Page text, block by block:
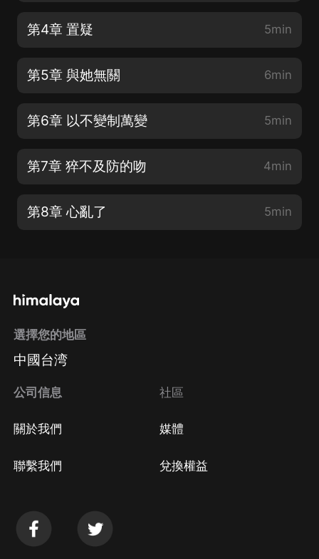
第4章 置疑 5min
第5章 與她無關 6min
第6章 以不變制萬變 5min
第7章 猝不及防的吻 4min
第8章 心亂了 5min
選擇您的地區
中國台湾
公司信息
關於我們
聯繫我們
社區
媒體
兌換權益